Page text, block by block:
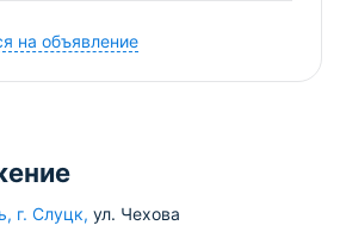
на объявление
, г. Слуцк, ул. Чехова